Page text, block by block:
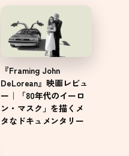
『Framing John
DeLorean』映画レビュ
ー｜「80年代のイーロ
ン・マスク」を描くメ
タなドキュメンタリー